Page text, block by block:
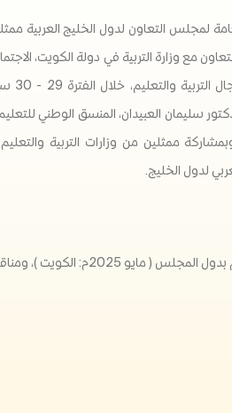
لمجلس التعاون لدول الخليج العربية
مع وزارة التربية في دولة الكويت،
سليمان العبيدان، المنسق الوطني
ممثلين من وزارات التربية
لدول الخليج.
)، ومناقشة آلية تنفيذها.​